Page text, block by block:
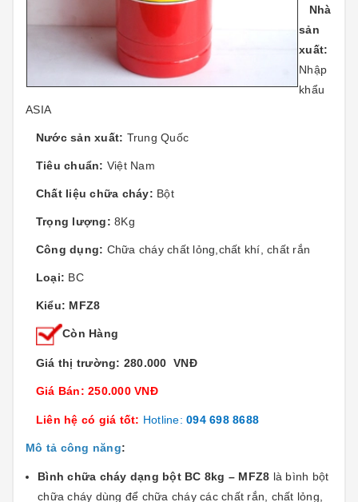
Nhà
sản
xuất:
Nhập
khẩu
ASIA
Nước sản xuất: Trung Quốc
Tiêu chuẩn: Việt Nam
Chất liệu chữa cháy: Bột
Trọng lượng: 8Kg
Công dụng: Chữa cháy chất lỏng,chất khí, chất rắn
Loại: BC
Kiểu: MFZ8
Còn Hàng
Giá thị trường: 280.000 VNĐ
Giá Bán: 250.000 VNĐ
Liên hệ có giá tốt: Hotline: 094 698 8688
Mô tả công năng:
Bình chữa cháy dạng bột BC 8kg – MFZ8 là bình bột
chữa cháy dùng để chữa cháy các chất rắn, chất lỏng,